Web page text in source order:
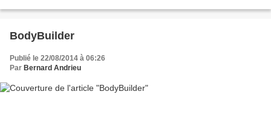
BodyBuilder
Publié le 22/08/2014 à 06:26
Par Bernard Andrieu